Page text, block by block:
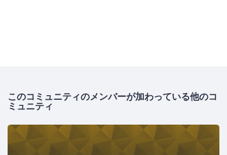
このコミュニティのメンバーが加わっている他のコ
ミュニティ